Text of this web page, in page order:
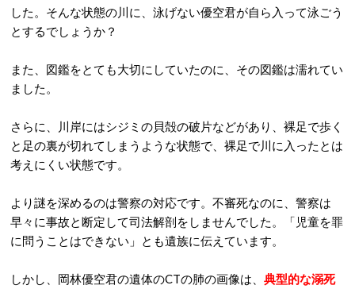
した。そんな状態の川に、泳げない優空君が自ら入って泳ごう
とするでしょうか？
また、図鑑をとても大切にしていたのに、その図鑑は濡れてい
ました。
さらに、川岸にはシジミの貝殻の破片などがあり、裸足で歩く
と足の裏が切れてしまうような状態で、裸足で川に入ったとは
考えにくい状態です。
より謎を深めるのは警察の対応です。不審死なのに、警察は
早々に事故と断定して司法解剖をしませんでした。「児童を罪
に問うことはできない」とも遺族に伝えています。
しかし、岡林優空君の遺体のCTの肺の画像は、 典型的な溺死